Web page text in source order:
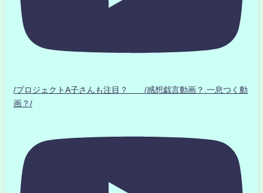
/プロジェクトA子さんも注目？ /感想戯言動画？.一息つく動
画？/